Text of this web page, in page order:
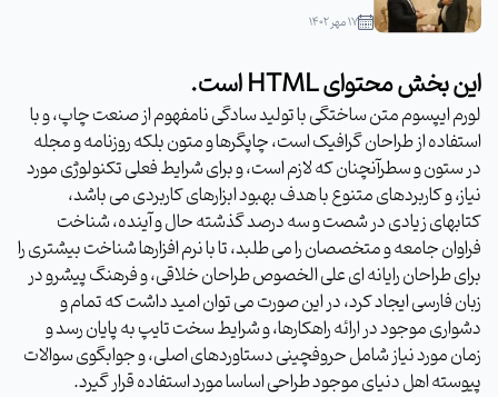
۱۷ مهر ۱۴۰۲
این بخش محتوای HTML است.
لورم ایپسوم متن ساختگی با تولید سادگی نامفهوم از صنعت چاپ، و با
استفاده از طراحان گرافیک است، چاپگرها و متون بلکه روزنامه و مجله
در ستون و سطرآنچنان که لازم است، و برای شرایط فعلی تکنولوژی مورد
نیاز، و کاربردهای متنوع با هدف بهبود ابزارهای کاربردی می باشد،
کتابهای زیادی در شصت و سه درصد گذشته حال و آینده، شناخت
فراوان جامعه و متخصصان را می طلبد، تا با نرم افزارها شناخت بیشتری را
برای طراحان رایانه ای علی الخصوص طراحان خلاقی، و فرهنگ پیشرو در
زبان فارسی ایجاد کرد، در این صورت می توان امید داشت که تمام و
دشواری موجود در ارائه راهکارها، و شرایط سخت تایپ به پایان رسد و
زمان مورد نیاز شامل حروفچینی دستاوردهای اصلی، و جوابگوی سوالات
پیوسته اهل دنیای موجود طراحی اساسا مورد استفاده قرار گیرد.